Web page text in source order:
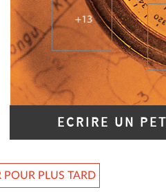
ECRIRE UN
POUR PLUS TARD